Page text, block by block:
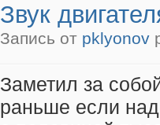
Звук
Запись от pklyonov
Заметил за
раньше если